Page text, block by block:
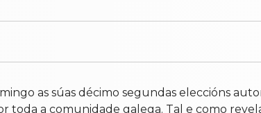
as súas décimo segundas eleccións
toda a comunidade galega. Tal e como